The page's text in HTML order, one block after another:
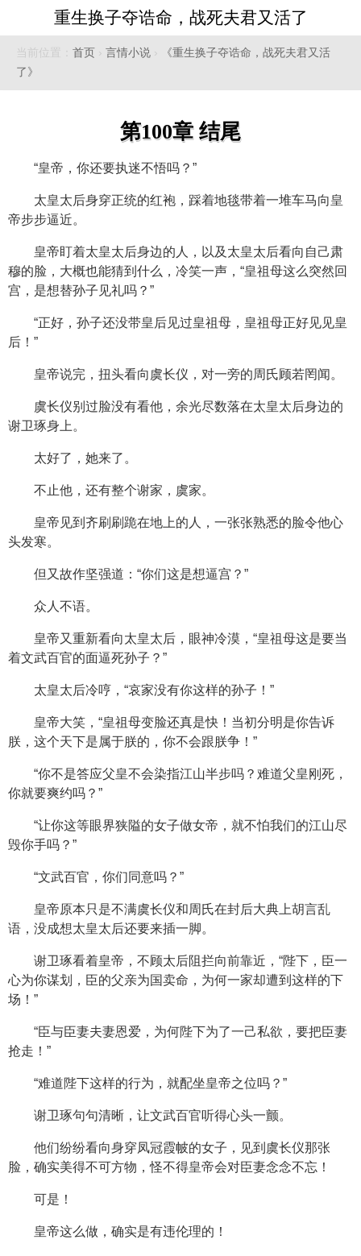
重生换子夺诰命，战死夫君又活了
当前位置： 首页 › 言情小说 ›
《重生换子夺诰命，战死夫君又活
了》
第100章 结尾
“皇帝，你还要执迷不悟吗？”
太皇太后身穿正统的红袍，踩着地毯带着一堆车马向皇
帝步步逼近。
皇帝盯着太皇太后身边的人，以及太皇太后看向自己肃
穆的脸，大概也能猜到什么，冷笑一声，“皇祖母这么突然回
宫，是想替孙子见礼吗？”
“正好，孙子还没带皇后见过皇祖母，皇祖母正好见见皇
后！”
皇帝说完，扭头看向虞长仪，对一旁的周氏顾若罔闻。
虞长仪别过脸没有看他，余光尽数落在太皇太后身边的
谢卫琢身上。
太好了，她来了。
不止他，还有整个谢家，虞家。
皇帝见到齐刷刷跪在地上的人，一张张熟悉的脸令他心
头发寒。
但又故作坚强道：“你们这是想逼宫？”
众人不语。
皇帝又重新看向太皇太后，眼神冷漠，“皇祖母这是要当
着文武百官的面逼死孙子？”
太皇太后冷哼，“哀家没有你这样的孙子！”
皇帝大笑，“皇祖母变脸还真是快！当初分明是你告诉
朕，这个天下是属于朕的，你不会跟朕争！”
“你不是答应父皇不会染指江山半步吗？难道父皇刚死，
你就要爽约吗？”
“让你这等眼界狭隘的女子做女帝，就不怕我们的江山尽
毁你手吗？”
“文武百官，你们同意吗？”
皇帝原本只是不满虞长仪和周氏在封后大典上胡言乱
语，没成想太皇太后还要来插一脚。
谢卫琢看着皇帝，不顾太后阻拦向前靠近，“陛下，臣一
心为你谋划，臣的父亲为国卖命，为何一家却遭到这样的下
场！”
“臣与臣妻夫妻恩爱，为何陛下为了一己私欲，要把臣妻
抢走！”
“难道陛下这样的行为，就配坐皇帝之位吗？”
谢卫琢句句清晰，让文武百官听得心头一颤。
他们纷纷看向身穿凤冠霞帔的女子，见到虞长仪那张
脸，确实美得不可方物，怪不得皇帝会对臣妻念念不忘！
可是！
皇帝这么做，确实是有违伦理的！